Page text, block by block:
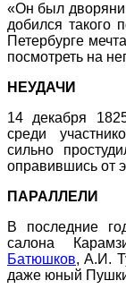
«Он был
добился такого
Петербурге
посмотреть на
НЕУДАЧИ
14 декабря
среди
сильно
оправившись от
ПАРАЛЛЕЛИ
В последние
салона
Батюшков, А.И.
даже юный